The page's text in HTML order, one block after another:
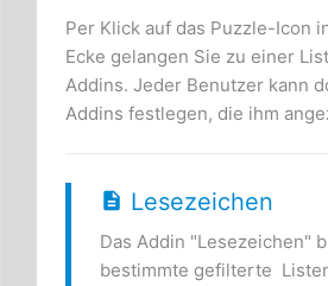
Per Klick auf das Puzzle-Icon
Ecke gelangen Sie zu einer
Addins. Jeder Benutzer kann
Addins festlegen, die ihm
Lesezeichen
Das Addin "Lesezeichen"
bestimmte gefilterte